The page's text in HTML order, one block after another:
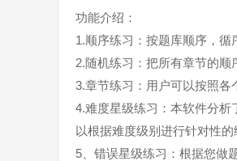
功能介绍：
1.顺序练习：按题库顺序，循
2.随机练习：把所有章节的顺
3.章节练习：用户可以按照各
4.难度星级练习：本软件分
以根据难度级别进行针对性的
5、错误星级练习：根据您做